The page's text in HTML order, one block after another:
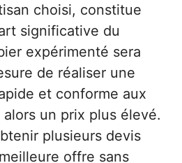
choisi, constitue
significative du
expérimenté sera
de réaliser une
et conforme aux
un prix plus élevé.
plusieurs devis
offre sans